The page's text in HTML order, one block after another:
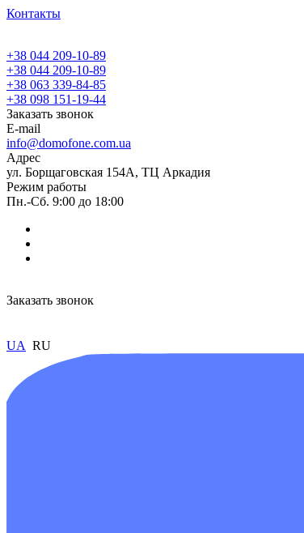
Контакты
+38 044 209-10-89
+38 044 209-10-89
+38 063 339-84-85
+38 098 151-19-44
Заказать звонок
E-mail
info@domofone.com.ua
Адрес
ул. Борщаговская 154А, ТЦ Аркадия
Режим работы
Пн.-Сб. 9:00 до 18:00
Заказать звонок
UA RU